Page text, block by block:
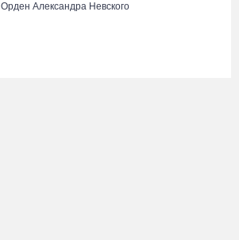
Орден Александра Невского